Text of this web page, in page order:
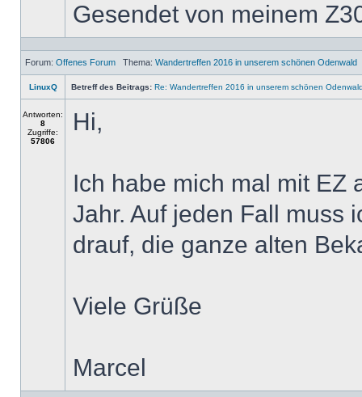
Gesendet von meinem
Forum: Offenes Forum Thema: Wandertreffen 2016 in unserem schönen Odenwald
LinuxQ Betreff des Beitrags: Re: Wandertreffen 2016 in unserem schönen
Antworten:
8
Zugriffe:
57806
Hi,
Ich habe mich mal mit EZ
Jahr. Auf jeden Fall muss
drauf, die ganze alten
Viele Grüße
Marcel